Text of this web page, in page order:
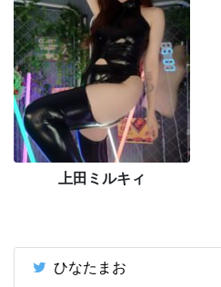
上田ミルキィ
ひなたまお